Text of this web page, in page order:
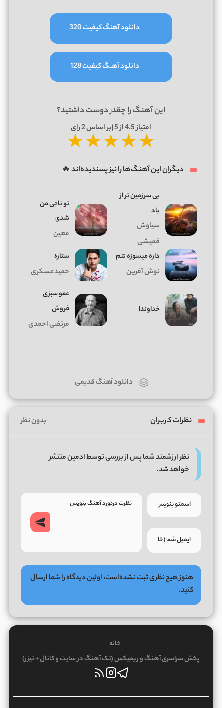
دانلود آهنگ کیفیت 320
دانلود آهنگ کیفیت 128
این آهنگ را چقدر دوست داشتید؟
امتیاز4.5از 5 | بر اساس 2رای
★★★★★
دیگران این آهنگ‌ها را نیز پسندیده‌اند 🔥
بی سرزمین تر از
باد
سیاوش
قمیشی
تو ناجی من
شدی
معین
داره میسوزه تنم
نوش آفرین
ستاره
حمید عسکری
خداوندا
عمو سبزی
فروش
مرتضی احمدی
دانلود آهنگ قدیمی
نظرات کاربران بدون نظر
نظر ارزشمند شما پس از بررسی توسط ادمین منتشر
خواهد شد.
هنوز هیچ نظری ثبت نشده‌است، اولین دیدگاه را شما ارسال
کنید.
خانه
پخش سراسری آهنگ و ریمیکس (تک آهنگ در سایت و کانال + تیزر)